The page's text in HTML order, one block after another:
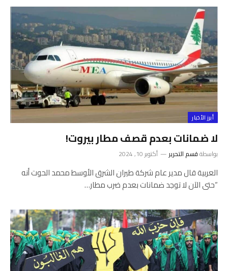
أبرز الأخبار
لا ضمانات بعدم قصف مطار بيروت!
بواسطةقسم التحرير أكتوبر 10, 2024
العربية قال مدير عام شركة طيران الشرق الأوسط محمد الحوت أنه
“حتى الآن لا توجد ضمانات بعدم ضرب مطار…